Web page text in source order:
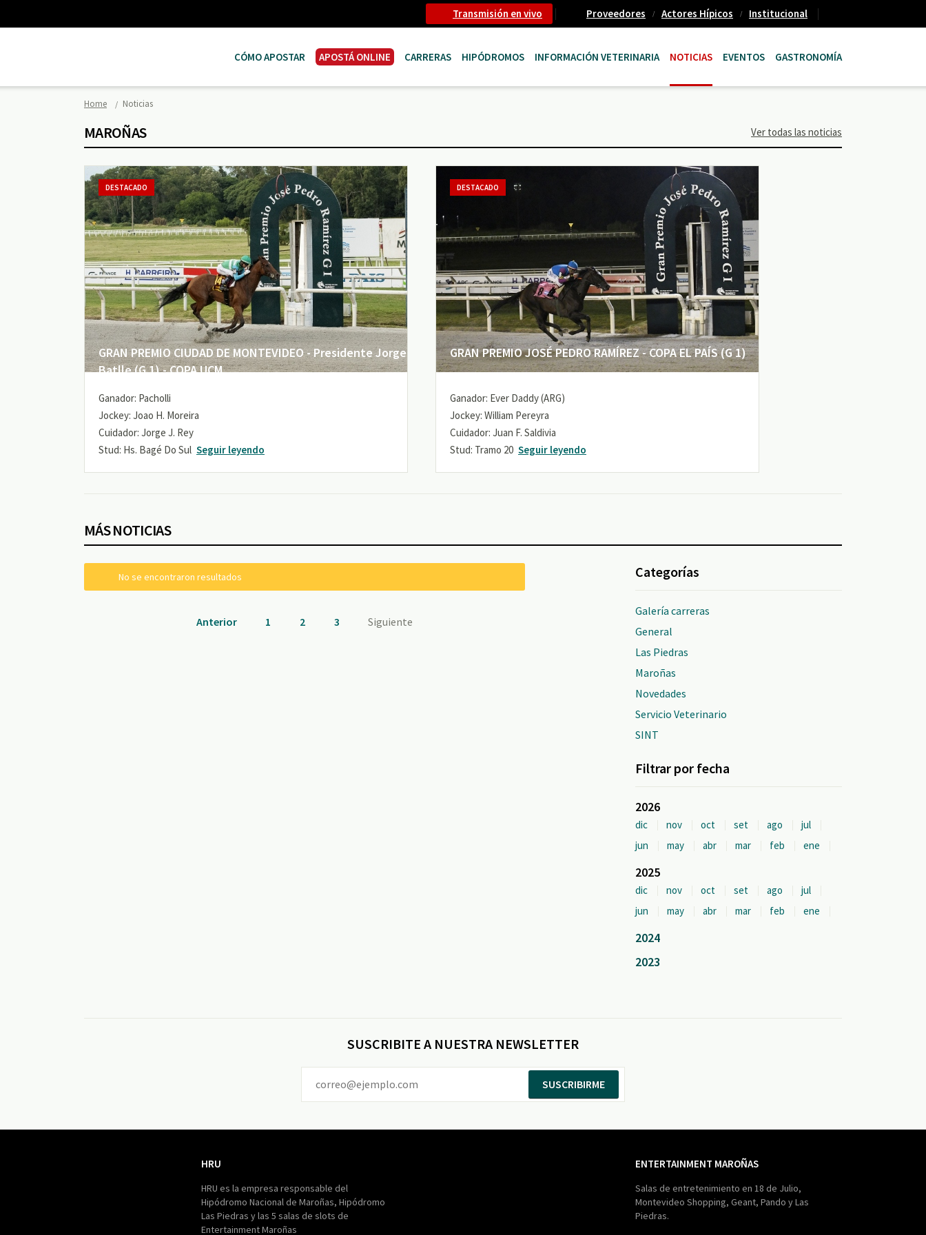
Transmisión en vivo Proveedores Actores Hípicos Institucional
CÓMO APOSTAR APOSTÁ ONLINE CARRERAS HIPÓDROMOS INFORMACIÓN VETERINARIA NOTICIAS EVENTOS GASTRONOMÍA
Home Noticias
MAROÑAS Ver todas las noticias
GRAN PREMIO CIUDAD DE MONTEVIDEO - Presidente Jorge
Batlle (G 1) - COPA UCM
DESTACADO
Ganador: Pacholli
Jockey: Joao H. Moreira
Cuidador: Jorge J. Rey
Stud: Hs. Bagé Do Sul Seguir leyendo
GRAN PREMIO JOSÉ PEDRO RAMÍREZ - COPA EL PAÍS (G 1)
DESTACADO
Ganador: Ever Daddy (ARG)
Jockey: William Pereyra
Cuidador: Juan F. Saldivia
Stud: Tramo 20 Seguir leyendo
MÁS NOTICIAS
No se encontraron resultados
Anterior 1 2 3 Siguiente
Categorías
Galería carreras
General
Las Piedras
Maroñas
Novedades
Servicio Veterinario
SINT
Filtrar por fecha
2026
dic nov oct set ago
jul
jun
may abr mar feb ene
2025
dic nov oct set ago
jul
jun
may abr mar feb ene
2024
2023
SUSCRIBITE A NUESTRA NEWSLETTER
SUSCRIBIRME
HRU
HRU es la empresa responsable del
Hipódromo Nacional de Maroñas, Hipódromo
Las Piedras y las 5 salas de slots de
Entertainment Maroñas
ENTERTAINMENT MAROÑAS
Salas de entretenimiento en 18 de Julio,
Montevideo Shopping, Geant, Pando y Las
Piedras.